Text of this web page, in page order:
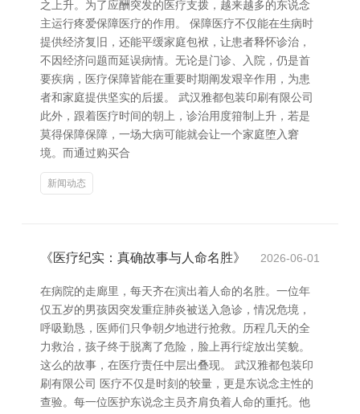
之上升。为了应酬突发的医疗支拨，越来越多的东说念
主运行疼爱保障医疗的作用。 保障医疗不仅能在生病时
提供经济复旧，还能平缓家庭包袱，让患者释怀诊治，
不因经济问题而延误病情。无论是门诊、入院，仍是首
要疾病，医疗保障皆能在重要时期阐发艰辛作用，为患
者和家庭提供坚实的后援。 武汉雅都包装印刷有限公司
此外，跟着医疗时间的朝上，诊治用度箝制上升，若是
莫得保障保障，一场大病可能就会让一个家庭堕入窘
境。而通过购买合
新闻动态
《医疗纪实：真确故事与人命名胜》 2026-06-01
在病院的走廊里，每天齐在演出着人命的名胜。一位年
仅五岁的男孩因突发重症肺炎被送入急诊，情况危境，
呼吸勤恳，医师们只争朝夕地进行抢救。历程几天的全
力救治，孩子终于脱离了危险，脸上再行绽放出笑貌。
这么的故事，在医疗责任中层出叠现。 武汉雅都包装印
刷有限公司 医疗不仅是时刻的较量，更是东说念主性的
查验。每一位医护东说念主员齐肩负着人命的重托。他